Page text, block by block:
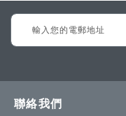
Sign
Up
聯絡我們